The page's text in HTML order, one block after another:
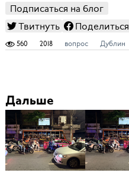
Подписаться на блог
Твитнуть
Поделиться
560 2018 вопрос Дублин
Дальше